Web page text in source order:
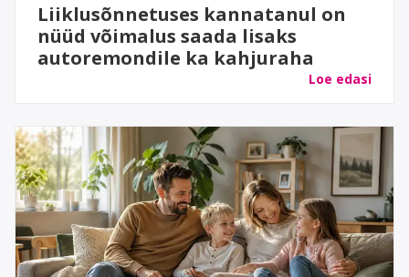
Liiklusõnnetuses kannatanul on
nüüd võimalus saada lisaks
autoremondile ka kahjuraha
Loe edasi